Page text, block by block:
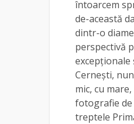
întoarcem
de-această
dintr-o
perspectivă
excepționale
Cernești,
mic, cu
fotografie
treptele